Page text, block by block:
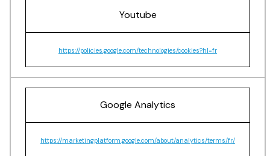
Youtube
https://policies.google.com/technologies/cookies?hl=fr
Google Analytics
https://marketingplatform.google.com/about/analytics/terms/fr/